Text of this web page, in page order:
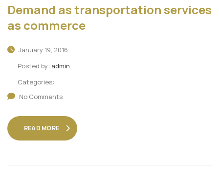
Demand as transportation services
as commerce
January 19, 2016
Posted by: admin
Categories:
No Comments
READ MORE